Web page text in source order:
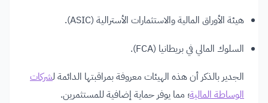
هيئة الأوراق المالية والاستثمارات الأسترالية (ASIC).
السلوك المالي في بريطانيا (FCA).
الجدير بالذكر أن هذه الهيئات معروفة بمراقبتها الدائمة لشركات
الوساطة المالية؛ مما يوفر حماية إضافية للمستثمرين.